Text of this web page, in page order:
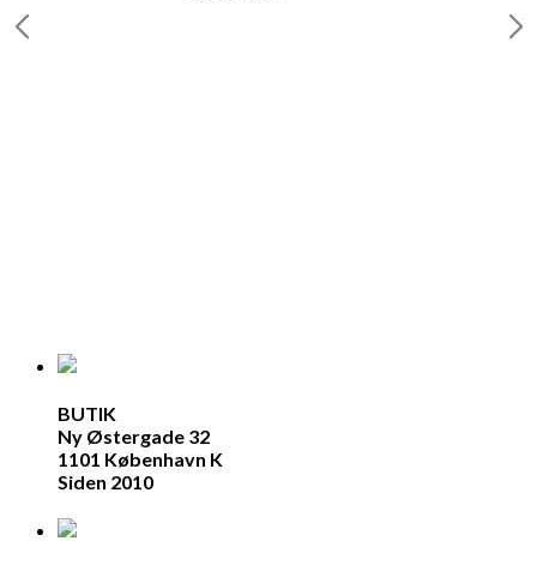
BUTIK
Ny Østergade 32
1101 København K
Siden 2010